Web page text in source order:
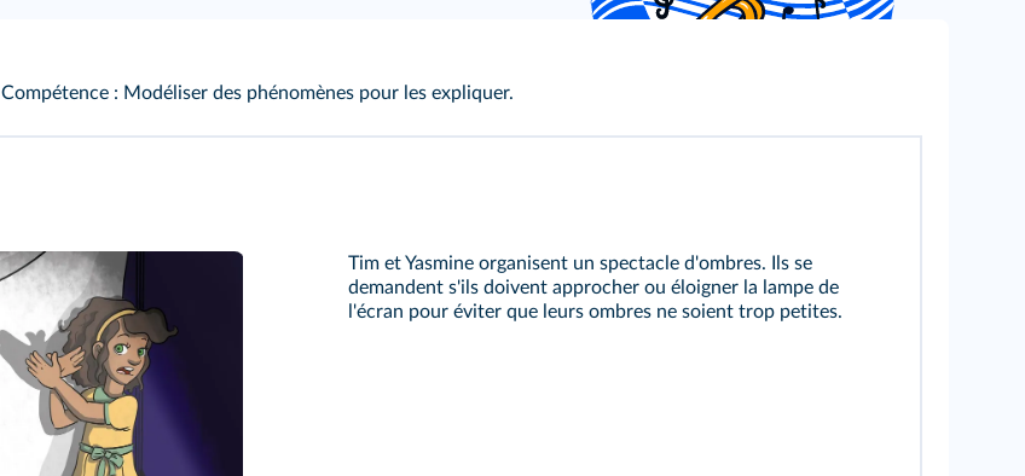
Compétence : Modéliser des phénomènes pour les expliquer.
Tim et Yasmine organisent un spectacle d'ombres. Ils se
demandent s'ils doivent approcher ou éloigner la lampe de
l'écran pour éviter que leurs ombres ne soient trop petites.